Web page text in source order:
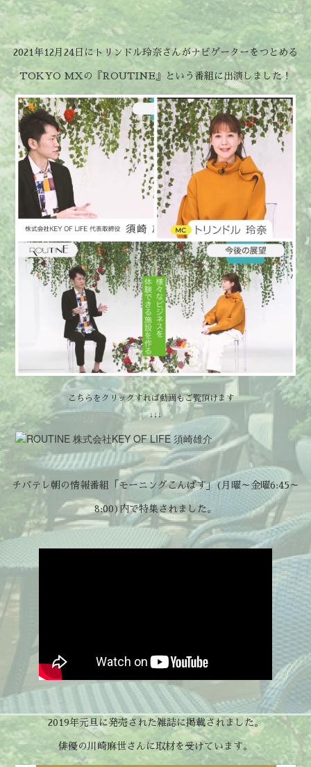
2021年12月24日にトリンドル玲奈さんがナビゲーターをつとめる
TOKYO MXの『ROUTINE』という番組に出演しました！
こちらをクリックすれば動画もご覧頂けます
↓↓↓
チバテレ朝の情報番組「モーニングこんぱす」(月曜～金曜6:45～
8:00)内で特集されました。
2019年元旦に発売された雑誌に掲載されました。
俳優の川崎麻世さんに取材を受けています。